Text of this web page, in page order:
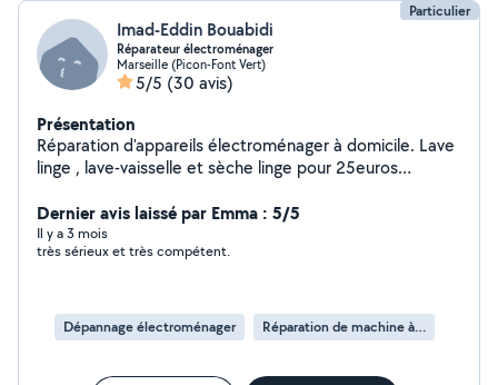
Particulier
Imad-Eddin Bouabidi
Réparateur électroménager
Marseille (Picon-Font Vert)
5/5 (30 avis)
Présentation
Réparation d'appareils électroménager à domicile. Lave
linge , lave-vaisselle et sèche linge pour 25euros
Dernier avis laissé par Emma : 5/5
Il y a 3 mois
très sérieux et très compétent.
Dépannage électroménager Réparation de machine à laver